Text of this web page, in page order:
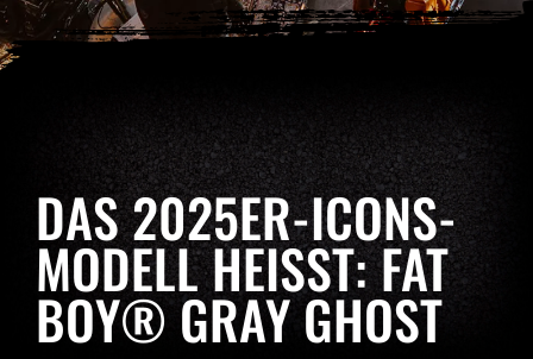
DAS 2025ER-ICONS-
MODELL HEISST: FAT B
OY® GRAY GHOST